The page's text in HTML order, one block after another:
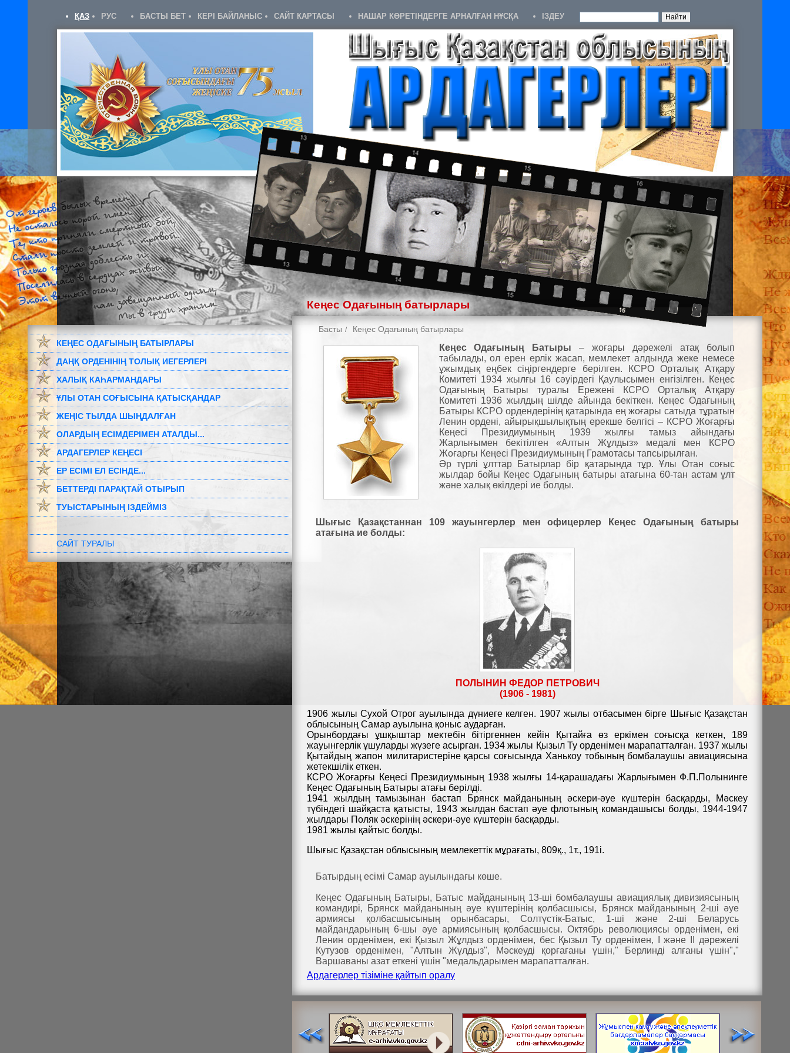
ҚАЗ РУС БАСТЫ БЕТ КЕРІ БАЙЛАНЫС САЙТ КАРТАСЫ НАШАР КӨРЕТІНДЕРГЕ АРНАЛҒАН НҰСҚА IЗДЕУ
Кеңес Одағының батырлары
КЕҢЕС ОДАҒЫНЫҢ БАТЫРЛАРЫ
ДАҢҚ ОРДЕНІНІҢ ТОЛЫҚ ИЕГЕРЛЕРІ
ХАЛЫҚ КАҺАРМАНДАРЫ
ҰЛЫ ОТАН СОҒЫСЫНА ҚАТЫСҚАНДАР
ЖЕҢІС ТЫЛДА ШЫҢДАЛҒАН
ОЛАРДЫҢ ЕСІМДЕРІМЕН АТАЛДЫ...
АРДАГЕРЛЕР КЕҢЕСІ
ЕР ЕСІМІ ЕЛ ЕСІНДЕ...
БЕТТЕРДІ ПАРАҚТАЙ ОТЫРЫП
ТУЫСТАРЫНЫҢ ІЗДЕЙМІЗ
САЙТ ТУРАЛЫ
Басты Кеңес Одағының батырлары
Кеңес Одағының Батыры – жоғары дәрежелі атақ болып
табылады, ол ерен ерлік жасап, мемлекет алдында жеке немесе
ұжымдық еңбек сіңіргендерге берілген. КСРО Орталық Атқару
Комитеті 1934 жылғы 16 сәуірдегі Қаулысымен енгізілген. Кеңес
Одағының Батыры туралы Ережені КСРО Орталық Атқару
Комитеті 1936 жылдың шілде айында бекіткен. Кеңес Одағының
Батыры КСРО ордендерінің қатарында ең жоғары сатыда тұратын
Ленин ордені, айырықшылықтың ерекше белгісі – КСРО Жоғарғы
Кеңесі Президиумының 1939 жылғы тамыз айындағы
Жарлығымен бекітілген «Алтын Жұлдыз» медалі мен КСРО
Жоғарғы Кеңесі Президиумының Грамотасы тапсырылған.
Әр түрлі ұлттар Батырлар бір қатарында тұр. Ұлы Отан соғыс
жылдар бойы Кеңес Одағының батыры атағына 60-тан астам ұлт
және халық өкілдері ие болды.
Шығыс Қазақстаннан 109 жауынгерлер мен офицерлер Кеңес Одағының батыры
атағына ие болды:
ПОЛЫНИН ФЕДОР ПЕТРОВИЧ
(1906 - 1981)
1906 жылы Сухой Отрог ауылында дүниеге келген. 1907 жылы отбасымен бірге Шығыс Қазақстан
облысының Самар ауылына қоныс аударған.
Орынбордағы ұшқыштар мектебін бітіргеннен кейін Қытайға өз еркімен соғысқа кеткен, 189
жауынгерлік ұшуларды жүзеге асырған. 1934 жылы Қызыл Ту орденімен марапатталған. 1937 жылы
Қытайдың жапон милитаристеріне қарсы соғысында Ханькоу тобының бомбалаушы авиациясына
жетекшілік еткен.
КСРО Жоғарғы Кеңесі Президиумының 1938 жылғы 14-қарашадағы Жарлығымен Ф.П.Полынинге
Кеңес Одағының Батыры атағы берілді.
1941 жылдың тамызынан бастап Брянск майданының әскери-әуе күштерін басқарды, Мәскеу
түбіндегі шайқаста қатысты, 1943 жылдан бастап әуе флотының командашысы болды, 1944-1947
жылдары Поляк әскерінің әскери-әуе күштерін басқарды.
1981 жылы қайтыс болды.
Шығыс Қазақстан облысының мемлекеттік мұрағаты, 809қ., 1т., 191і.
Батырдың есімі Самар ауылындағы көше.
Кеңес Одағының Батыры, Батыс майданының 13-ші бомбалаушы авиациялық дивизиясының
командирі, Брянск майданының әуе күштерінің қолбасшысы, Брянск майданының 2-ші әуе
армиясы қолбасшысының орынбасары, Солтүстік-Батыс, 1-ші және 2-ші Беларусь
майдандарының 6-шы әуе армиясының қолбасшысы. Октябрь революциясы орденімен, екі
Ленин орденімен, екі Қызыл Жұлдыз орденімен, бес Қызыл Ту орденімен, I және II дәрежелі
Кутузов орденімен, "Алтын Жұлдыз", Мәскеуді қорғағаны үшін," Берлинді алғаны үшін","
Варшаваны азат еткені үшін "медальдарымен марапатталған.
Ардагерлер тізіміне қайтып оралу